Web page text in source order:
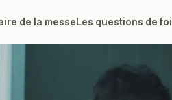
de la messeLes questions de foi